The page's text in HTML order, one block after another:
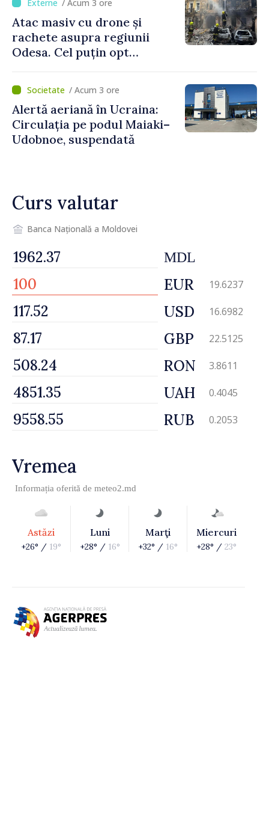
/ Acum 3 ore
Atac masiv cu drone și
rachete asupra regiunii
Odesa. Cel puțin opt
/ Acum 3 ore
Alertă aeriană în Ucraina:
Circulația pe podul Maiaki–
Udobnoe, suspendată
Curs valutar
Banca Națională a Moldovei
MDL
EUR 19.6237
USD 16.6982
GBP 22.5125
RON 3.8611
UAH 0.4045
RUB 0.2053
Vremea
Informația oferită de meteo2.md
Astăzi
+26° / 19°
Luni
+28° / 16°
Marţi
+32° / 16°
Miercuri
+28° / 23°